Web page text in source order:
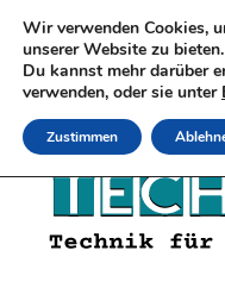
Wir verwenden Cookies,
unserer Website zu bieten.
Du kannst mehr darüber
verwenden, oder sie unter
Zustimmen